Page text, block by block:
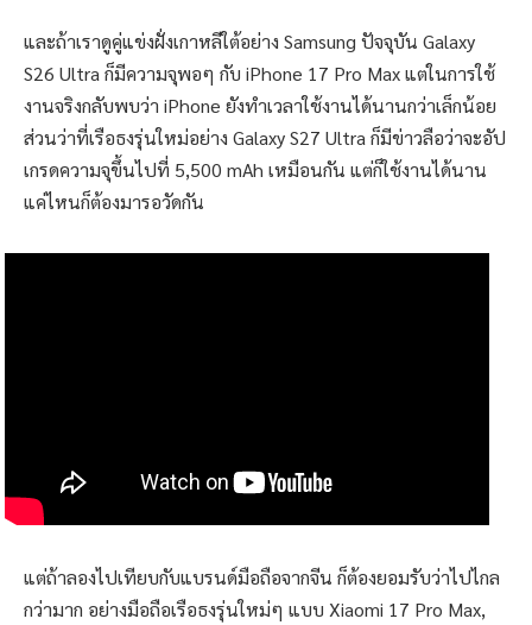
และถ้าเราดูคู่แข่งฝั่งเกาหลีใต้อย่าง Samsung ปัจจุบัน Galaxy
S26 Ultra ก็มีความจุพอๆ กับ iPhone 17 Pro Max แต่ในการใช้
งานจริงกลับพบว่า iPhone ยังทำเวลาใช้งานได้นานกว่าเล็กน้อย
ส่วนว่าที่เรือธงรุ่นใหม่อย่าง Galaxy S27 Ultra ก็มีข่าวลือว่าจะอัป
เกรดความจุขึ้นไปที่ 5,500 mAh เหมือนกัน แต่ก็ใช้งานได้นาน
แค่ไหนก็ต้องมารอวัดกัน
แต่ถ้าลองไปเทียบกับแบรนด์มือถือจากจีน ก็ต้องยอมรับว่าไปไกล
กว่ามาก อย่างมือถือเรือธงรุ่นใหม่ๆ แบบ Xiaomi 17 Pro Max,